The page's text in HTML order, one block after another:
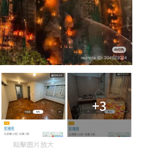
+3
點擊圖片放大